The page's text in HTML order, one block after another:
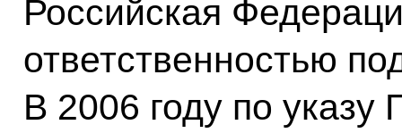
Российская
ответственностью
В 2006 году по